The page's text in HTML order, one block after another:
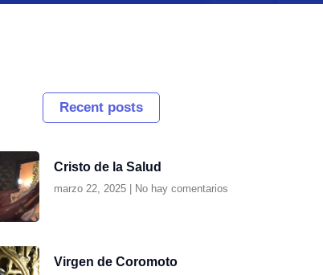
Recent posts
Cristo de la Salud
marzo 22, 2025 No hay comentarios
Virgen de Coromoto